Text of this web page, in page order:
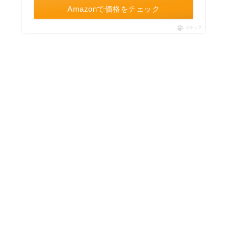
Amazonで価格をチェック
ポチップ